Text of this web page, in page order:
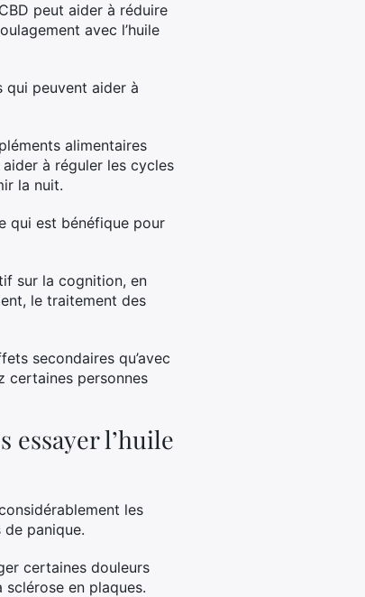
peut aider à réduire
avec l’huile
qui peuvent aider à
alimentaires
à réguler les cycles
la nuit.
qui est bénéfique pour
sur la cognition, en
le traitement des
secondaires qu’avec
certaines personnes
essayer l’huile
les
de panique.
certaines douleurs
en plaques.